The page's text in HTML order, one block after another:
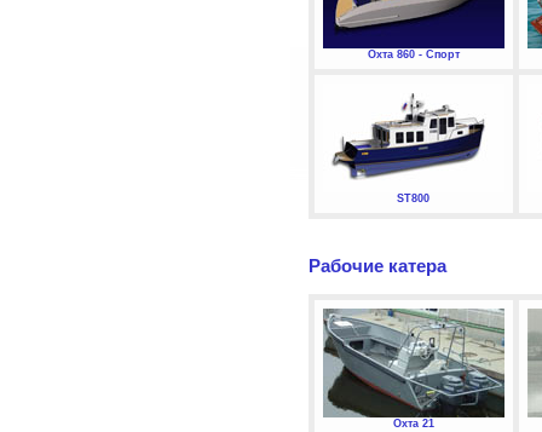
Охта 860 - Спорт
ST800
Рабочие катера
Охта 21